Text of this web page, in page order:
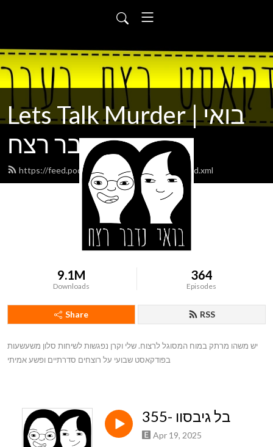
Lets Talk Murder | בואי
נדבר רצח
https://feed.podbean.com/letstalkmurder/feed.xml
9.1M
Downloads
364
Episodes
Share RSS
יש משהו מרתק במוח המסוגל לרצוח. שלי וקרן נפגשות לשיחות סלון משעשעות
בפודקאסט שבועי על רוצחים סדרתיים ופשע אמיתי
355- בל גיבסוו
Apr 19, 2025